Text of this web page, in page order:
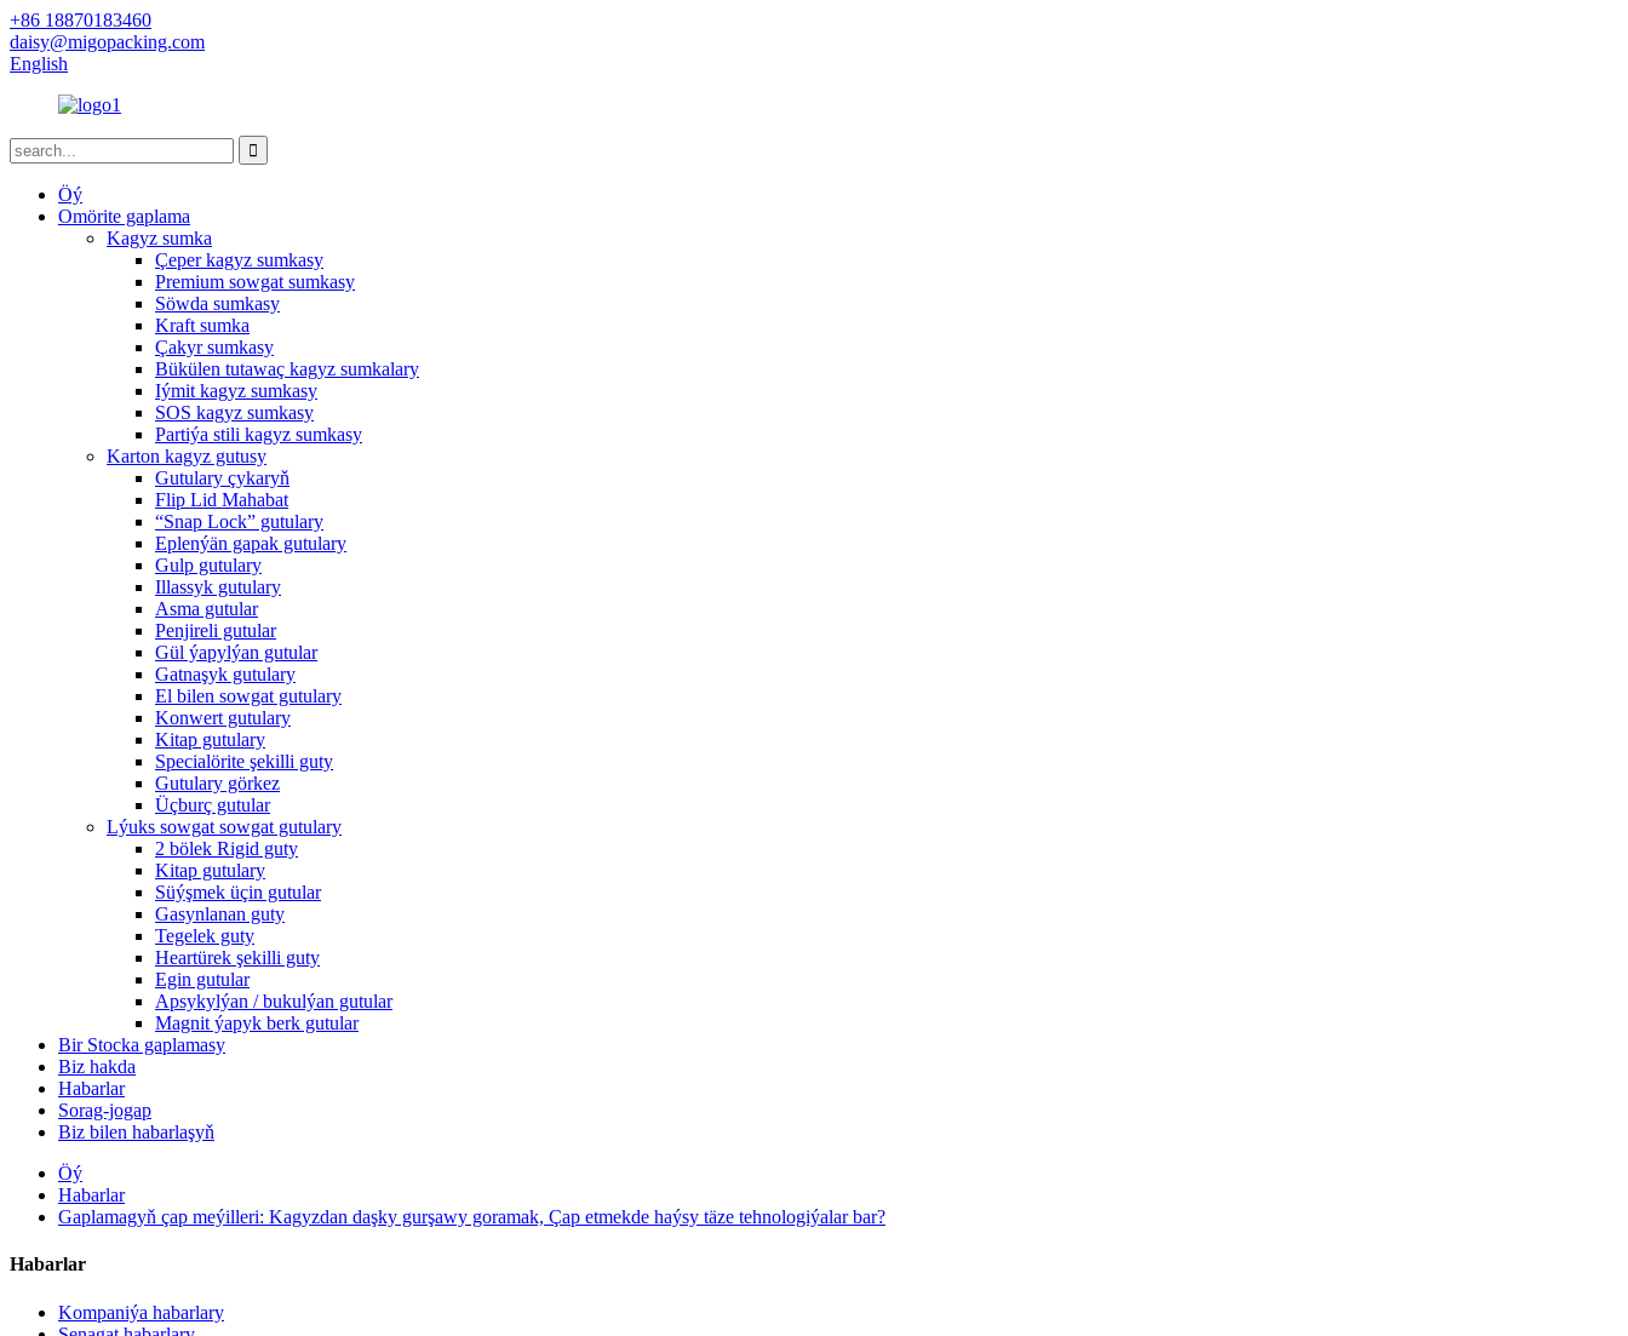
+86 18870183460
daisy@migopacking.com
English
Öý
Omörite gaplama
Kagyz sumka
Çeper kagyz sumkasy
Premium sowgat sumkasy
Söwda sumkasy
Kraft sumka
Çakyr sumkasy
Bükülen tutawaç kagyz sumkalary
Iýmit kagyz sumkasy
SOS kagyz sumkasy
Partiýa stili kagyz sumkasy
Karton kagyz gutusy
Gutulary çykaryň
Flip Lid Mahabat
“Snap Lock” gutulary
Eplenýän gapak gutulary
Gulp gutulary
Illassyk gutulary
Asma gutular
Penjireli gutular
Gül ýapylýan gutular
Gatnaşyk gutulary
El bilen sowgat gutulary
Konwert gutulary
Kitap gutulary
Specialörite şekilli guty
Gutulary görkez
Üçburç gutular
Lýuks sowgat sowgat gutulary
2 bölek Rigid guty
Kitap gutulary
Süýşmek üçin gutular
Gasynlanan guty
Tegelek guty
Heartürek şekilli guty
Egin gutular
Apsykylýan / bukulýan gutular
Magnit ýapyk berk gutular
Bir Stocka gaplamasy
Biz hakda
Habarlar
Sorag-jogap
Biz bilen habarlaşyň
Öý
Habarlar
Gaplamagyň çap meýilleri: Kagyzdan daşky gurşawy goramak, Çap etmekde haýsy täze tehnologiýalar bar?
Habarlar
Kompaniýa habarlary